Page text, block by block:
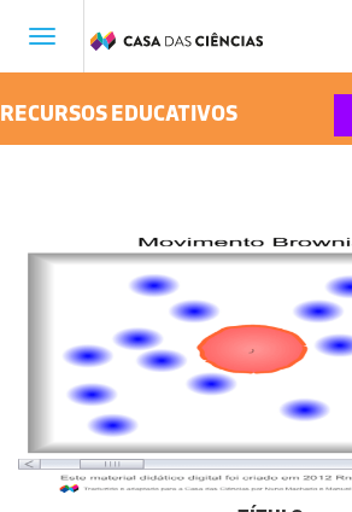
Toggle
RECURSOS EDUCATIVOS